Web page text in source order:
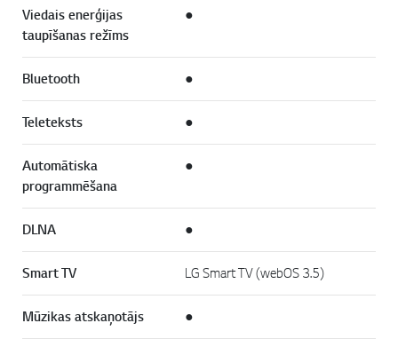
Viedais enerģijas
taupīšanas režīms
●
Bluetooth ●
Teleteksts ●
Automātiska
programmēšana
●
DLNA ●
Smart TV LG Smart TV (webOS 3.5)
Mūzikas atskaņotājs ●